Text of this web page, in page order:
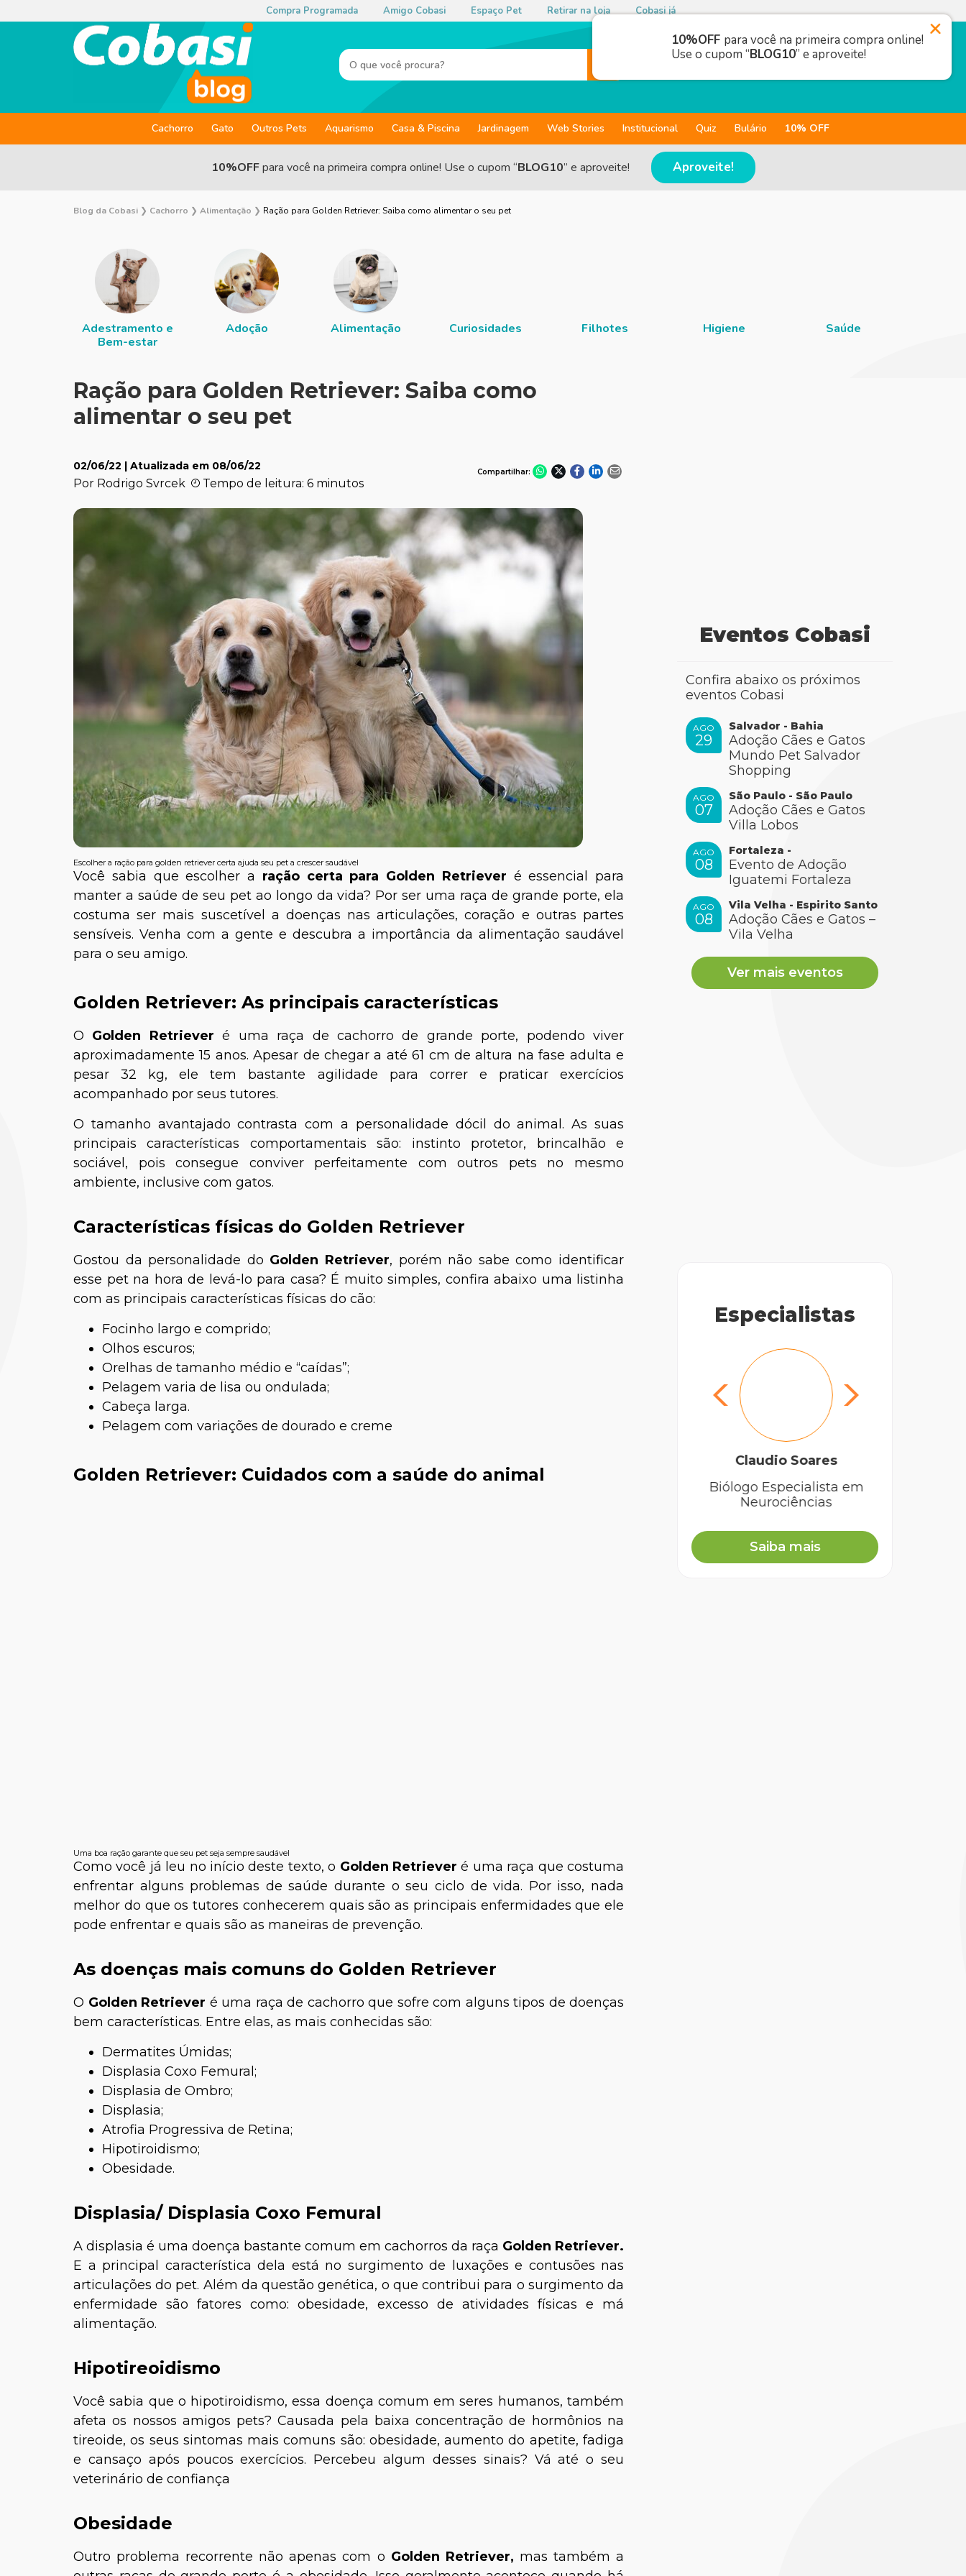
Compra Programada Amigo Cobasi Espaço Pet Retirar na loja Cobasi já
Cachorro Gato Outros Pets Aquarismo Casa & Piscina Jardinagem Web Stories Institucional Quiz Bulário 10% OFF
10%OFFpara você na primeira compra online! Use o cupom “BLOG10” e aproveite! Aproveite!
Blog da Cobasi ❯ Cachorro ❯ Alimentação ❯ Ração para Golden Retriever: Saiba como alimentar o seu pet
Adestramento e
Bem-estar
Adoção Alimentação Curiosidades Filhotes Higiene Saúde
Ração para Golden Retriever: Saiba como
alimentar o seu pet
02/06/22 | Atualizada em 08/06/22
Por Rodrigo Svrcek Tempo de leitura: 6 minutos
Compartilhar:
Escolher a ração para golden retriever certa ajuda seu pet a crescer saudável
Você sabia que escolher a ração certa para Golden Retriever é essencial para
manter a saúde de seu pet ao longo da vida? Por ser uma raça de grande porte, ela
costuma ser mais suscetível a doenças nas articulações, coração e outras partes
sensíveis. Venha com a gente e descubra a importância da alimentação saudável
para o seu amigo.
Golden Retriever: As principais características
O Golden Retriever é uma raça de cachorro de grande porte, podendo viver
aproximadamente 15 anos. Apesar de chegar a até 61 cm de altura na fase adulta e
pesar 32 kg, ele tem bastante agilidade para correr e praticar exercícios
acompanhado por seus tutores.
O tamanho avantajado contrasta com a personalidade dócil do animal. As suas
principais características comportamentais são: instinto protetor, brincalhão e
sociável, pois consegue conviver perfeitamente com outros pets no mesmo
ambiente, inclusive com gatos.
Características físicas do Golden Retriever
Gostou da personalidade do Golden Retriever, porém não sabe como identificar
esse pet na hora de levá-lo para casa? É muito simples, confira abaixo uma listinha
com as principais características físicas do cão:
Focinho largo e comprido;
Olhos escuros;
Orelhas de tamanho médio e “caídas”;
Pelagem varia de lisa ou ondulada;
Cabeça larga.
Pelagem com variações de dourado e creme
Golden Retriever: Cuidados com a saúde do animal
Uma boa ração garante que seu pet seja sempre saudável
Como você já leu no início deste texto, o Golden Retriever é uma raça que costuma
enfrentar alguns problemas de saúde durante o seu ciclo de vida. Por isso, nada
melhor do que os tutores conhecerem quais são as principais enfermidades que ele
pode enfrentar e quais são as maneiras de prevenção.
As doenças mais comuns do Golden Retriever
O Golden Retriever é uma raça de cachorro que sofre com alguns tipos de doenças
bem características. Entre elas, as mais conhecidas são:
Dermatites Úmidas;
Displasia Coxo Femural;
Displasia de Ombro;
Displasia;
Atrofia Progressiva de Retina;
Hipotiroidismo;
Obesidade.
Displasia/ Displasia Coxo Femural
A displasia é uma doença bastante comum em cachorros da raça Golden Retriever.
E a principal característica dela está no surgimento de luxações e contusões nas
articulações do pet. Além da questão genética, o que contribui para o surgimento da
enfermidade são fatores como: obesidade, excesso de atividades físicas e má
alimentação.
Hipotireoidismo
Você sabia que o hipotiroidismo, essa doença comum em seres humanos, também
afeta os nossos amigos pets? Causada pela baixa concentração de hormônios na
tireoide, os seus sintomas mais comuns são: obesidade, aumento do apetite, fadiga
e cansaço após poucos exercícios. Percebeu algum desses sinais? Vá até o seu
veterinário de confiança
Obesidade
Outro problema recorrente não apenas com o Golden Retriever, mas também a
Eventos Cobasi
Confira abaixo os próximos
eventos Cobasi
AGO
29
Salvador - Bahia
Adoção Cães e Gatos
Mundo Pet Salvador
Shopping
AGO
07
São Paulo - São Paulo
Adoção Cães e Gatos
Villa Lobos
AGO
08
Fortaleza -
Evento de Adoção
Iguatemi Fortaleza
AGO
08
Vila Velha - Espirito Santo
Adoção Cães e Gatos –
Vila Velha
Ver mais eventos
Especialistas
Claudio Soares
Biólogo Especialista em
Neurociências
Saiba mais
10%OFF para você na primeira compra online!
Use o cupom “BLOG10” e aproveite!